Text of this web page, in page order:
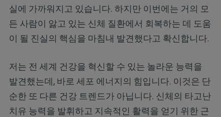
실에 가까워지고 있습니다. 하지만 이번에는 거의 모
든 사람이 앓고 있는 신체 질환에서 회복하는 데 도움
이 될 진실의 핵심을 마침내 발견했다고 확신합니다.
저는 전 세계 건강을 혁신할 수 있는 놀라운 능력을
발견했는데, 바로 세포 에너지의 힘입니다. 이것은 단
순한 또 다른 건강 트렌드가 아닙니다. 신체의 타고난
치유 능력을 발휘하고 지속적인 활력을 얻기 위한 근